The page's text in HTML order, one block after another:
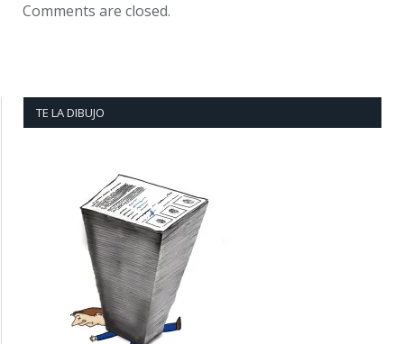
Comments are closed.
TE LA DIBUJO